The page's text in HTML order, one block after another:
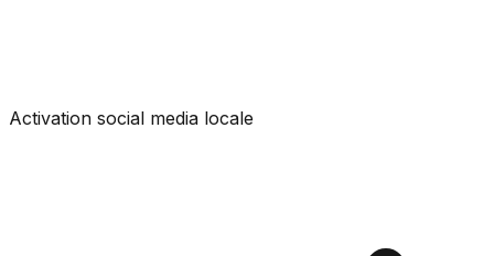
Activation social media locale